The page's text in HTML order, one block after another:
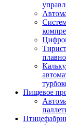
Пищевое